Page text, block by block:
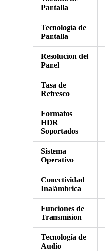
Pantalla
Tecnología de
Pantalla
Resolución del
Panel
Tasa de
Refresco
Formatos
HDR
Soportados
Sistema
Operativo
Conectividad
Inalámbrica
Funciones de
Transmisión
Tecnología de
Audio